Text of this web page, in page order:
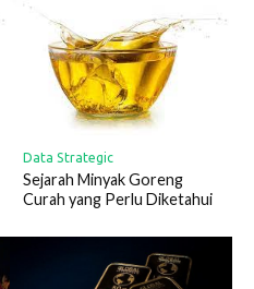
Data Strategic
Sejarah Minyak Goreng
Curah yang Perlu Diketahui